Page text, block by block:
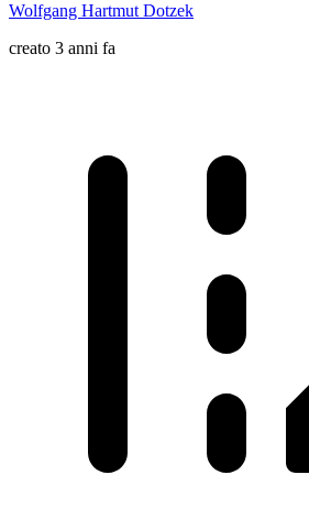
Wolfgang Hartmut Dotzek
creato 3 anni fa